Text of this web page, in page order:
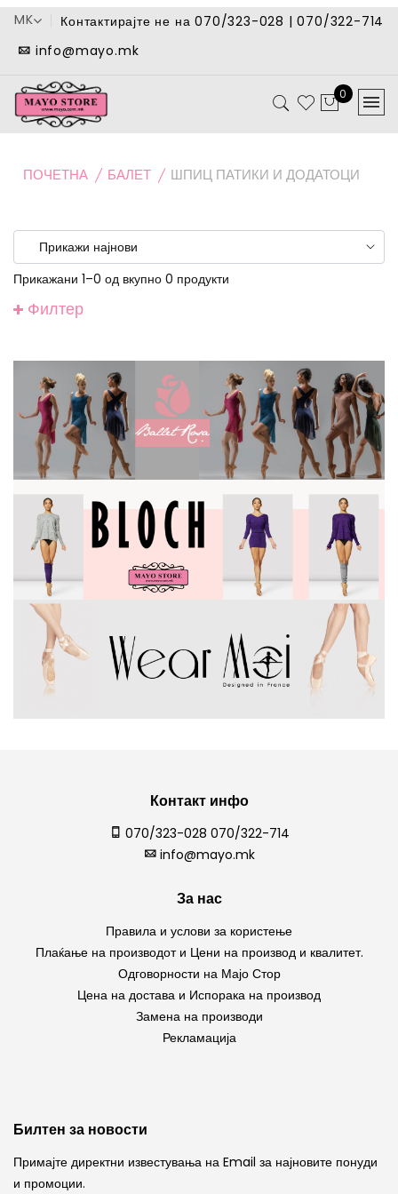
MK
Контактирајте не на 070/323-028 | 070/322-714
info@mayo.mk
0
ПОЧЕТНА БАЛЕТ ШПИЦ ПАТИКИ И ДОДАТОЦИ
Прикажани 1–0 од вкупно 0 продукти
Филтер
Контакт инфо
070/323-028 070/322-714
info@mayo.mk
За нас
Правила и услови за користење
Плаќање на производот и Цени на производ и квалитет.
Одговорности на Мајо Стор
Цена на достава и Испорака на производ
Замена на производи
Рекламација
Билтен за новости
Примајте директни известувања на Email за најновите понуди
и промоции.